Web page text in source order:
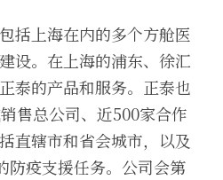
括上海在内的多个方舱医
设。在上海的浦东、徐汇
泰的产品和服务。正泰也
售总公司、近500家合作
直辖市和省会城市，以及
防疫支援任务。公司会第